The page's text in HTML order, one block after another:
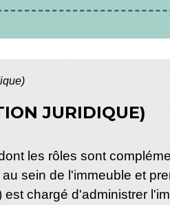
JURIDIQUE)
les rôles sont
sein de l'immeuble et
chargé d'administrer